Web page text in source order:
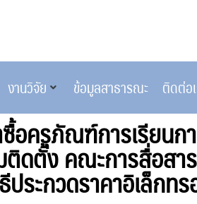
งานวิจัย ข้อมูลสาธารณะ ติดต่อ
อครุภัณฑ์การเรียนก
ดตั้ง คณะการสื่อสา
ประกวดราคาอิเล็ก